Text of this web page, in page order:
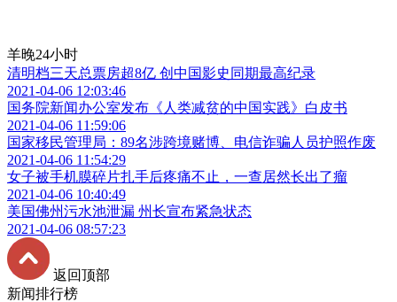
羊晚24小时
清明档三天总票房超8亿 创中国影史同期最高纪录
2021-04-06 12:03:46
国务院新闻办公室发布《人类减贫的中国实践》白皮书
2021-04-06 11:59:06
国家移民管理局：89名涉跨境赌博、电信诈骗人员护照作废
2021-04-06 11:54:29
女子被手机膜碎片扎手后疼痛不止，一查居然长出了瘤
2021-04-06 10:40:49
美国佛州污水池泄漏 州长宣布紧急状态
2021-04-06 08:57:23
返回顶部
新闻排行榜